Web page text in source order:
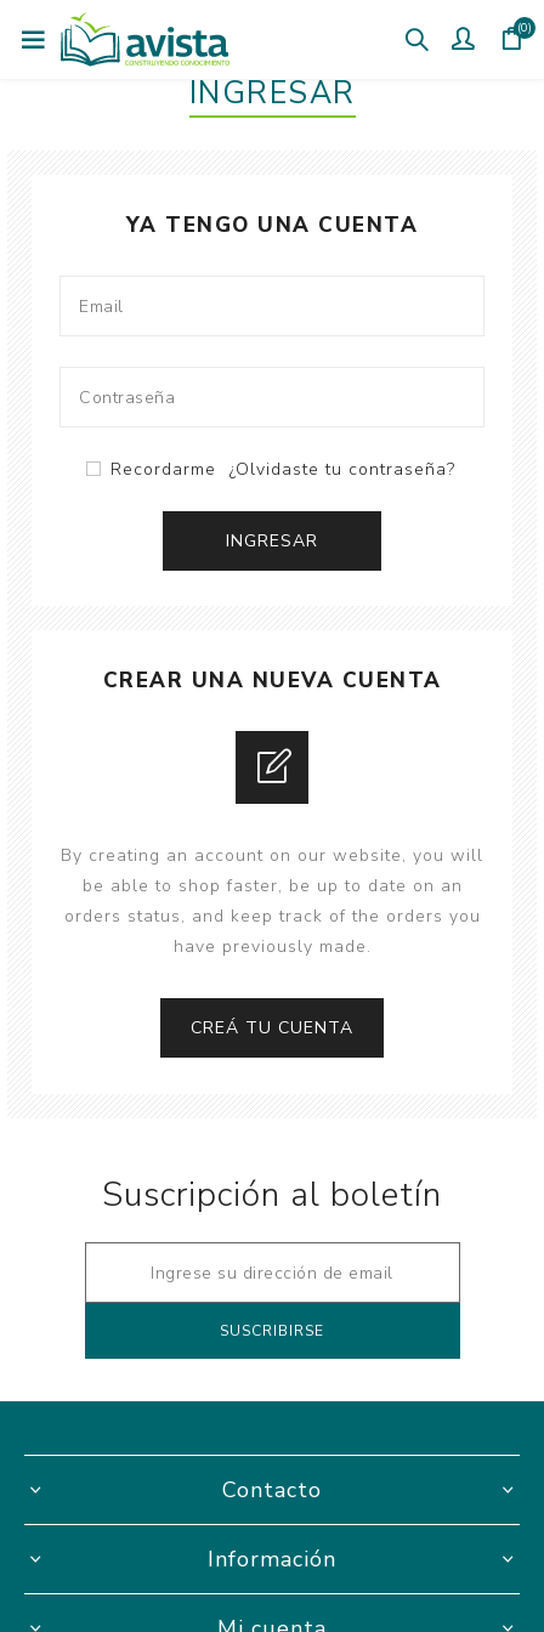
(0)
INGRESAR
YA TENGO UNA CUENTA
Recordarme ¿Olvidaste tu contraseña?
CREAR UNA NUEVA CUENTA
By creating an account on our website, you will
be able to shop faster, be up to date on an
orders status, and keep track of the orders you
have previously made.
Suscripción al boletín
Contacto
Información